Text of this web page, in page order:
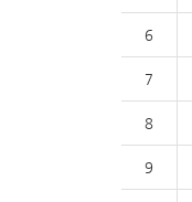
6
7
8
9